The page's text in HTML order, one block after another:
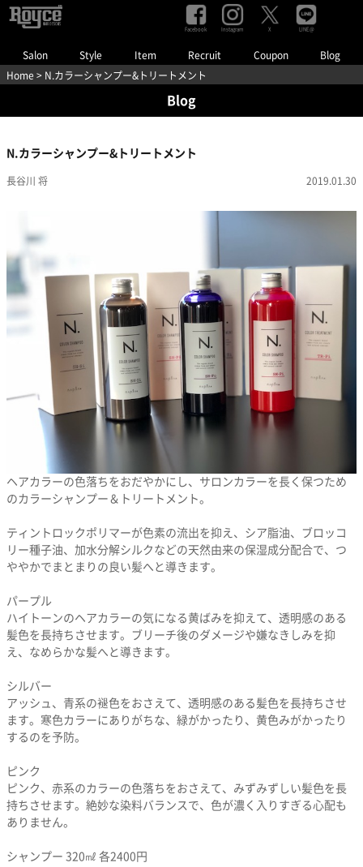
Salon Style Item Recruit Coupon Blog
Facebook Instagram X LINE@
Home > N.カラーシャンプー&トリートメント
Blog
N.カラーシャンプー&トリートメント
長谷川 将 2019.01.30
ヘアカラーの色落ちをおだやかにし、サロンカラーを長く保つため
のカラーシャンプー＆トリートメント。
ティントロックポリマーが色素の流出を抑え、シア脂油、ブロッコ
リー種子油、加水分解シルクなどの天然由来の保湿成分配合で、つ
ややかでまとまりの良い髪へと導きます。
パープル
ハイトーンのヘアカラーの気になる黄ばみを抑えて、透明感のある
髪色を長持ちさせます。ブリーチ後のダメージや嫌なきしみを抑
え、なめらかな髪へと導きます。
シルバー
アッシュ、青系の褪色をおさえて、透明感のある髪色を長持ちさせ
ます。寒色カラーにありがちな、緑がかったり、黄色みがかったり
するのを予防。
ピンク
ピンク、赤系のカラーの色落ちをおさえて、みずみずしい髪色を長
持ちさせます。絶妙な染料バランスで、色が濃く入りすぎる心配も
ありません。
シャンプー 320㎖ 各2400円